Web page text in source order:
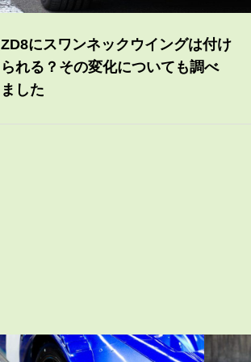
ZD8にスワンネックウイングは付け
られる？その変化についても調べ
ました